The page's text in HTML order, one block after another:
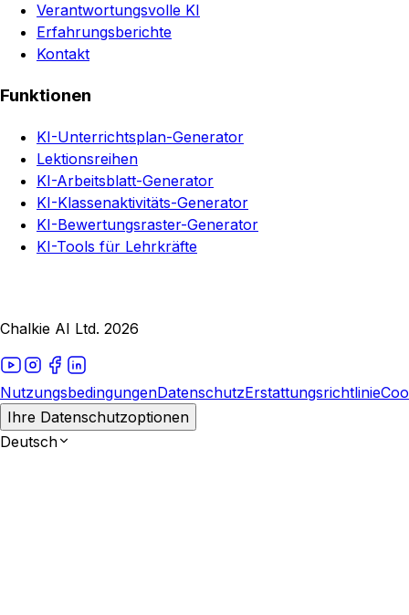
Verantwortungsvolle KI
Erfahrungsberichte
Kontakt
Funktionen
KI-Unterrichtsplan-Generator
Lektionsreihen
KI-Arbeitsblatt-Generator
KI-Klassenaktivitäts-Generator
KI-Bewertungsraster-Generator
KI-Tools für Lehrkräfte
Chalkie AI Ltd. 2026
NutzungsbedingungenDatenschutzErstattungsrichtlinie
Ihre Datenschutzoptionen
Deutsch